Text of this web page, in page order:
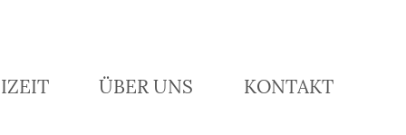
ÜBER UNS KONTAKT